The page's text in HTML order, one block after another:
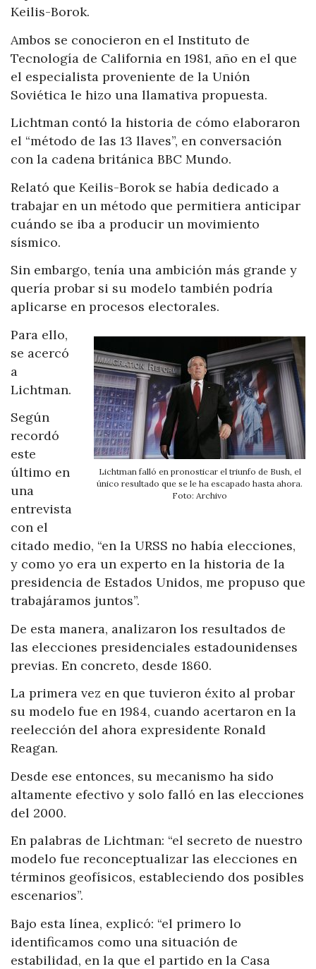
Keilis-Borok.
Ambos se conocieron en el Instituto de
Tecnología de California en 1981, año en el que
el especialista proveniente de la Unión
Soviética le hizo una llamativa propuesta.
Lichtman contó la historia de cómo elaboraron
el “método de las 13 llaves”, en conversación
con la cadena británica BBC Mundo.
Relató que Keilis-Borok se había dedicado a
trabajar en un método que permitiera anticipar
cuándo se iba a producir un movimiento
sísmico.
Sin embargo, tenía una ambición más grande y
quería probar si su modelo también podría
aplicarse en procesos electorales.
Lichtman falló en pronosticar el triunfo de Bush, el
único resultado que se le ha escapado hasta ahora.
Foto: Archivo
Para ello,
se acercó
a
Lichtman.
Según
recordó
este
último en
una
entrevista
con el
citado medio, “en la URSS no había elecciones,
y como yo era un experto en la historia de la
presidencia de Estados Unidos, me propuso que
trabajáramos juntos”.
De esta manera, analizaron los resultados de
las elecciones presidenciales estadounidenses
previas. En concreto, desde 1860.
La primera vez en que tuvieron éxito al probar
su modelo fue en 1984, cuando acertaron en la
reelección del ahora expresidente Ronald
Reagan.
Desde ese entonces, su mecanismo ha sido
altamente efectivo y solo falló en las elecciones
del 2000.
En palabras de Lichtman: “el secreto de nuestro
modelo fue reconceptualizar las elecciones en
términos geofísicos, estableciendo dos posibles
escenarios”.
Bajo esta línea, explicó: “el primero lo
identificamos como una situación de
estabilidad, en la que el partido en la Casa